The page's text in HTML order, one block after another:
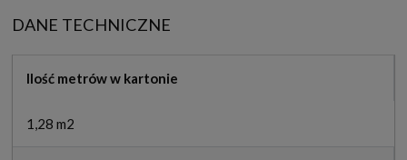
DANE TECHNICZNE
Ilość metrów w kartonie
1,28 m2